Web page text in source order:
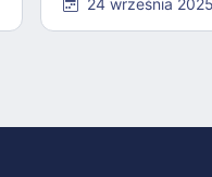
24 września 2025